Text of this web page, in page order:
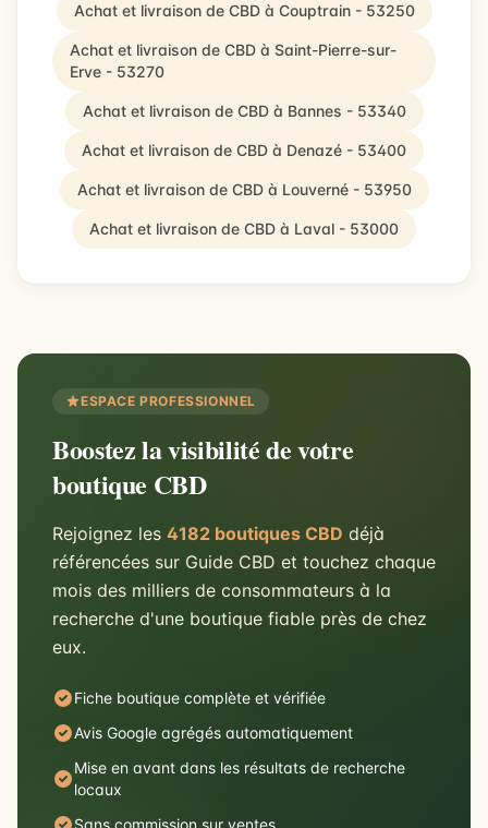
Achat et livraison de CBD à Couptrain - 53250
Achat et livraison de CBD à Saint-Pierre-sur-
Erve - 53270
Achat et livraison de CBD à Bannes - 53340
Achat et livraison de CBD à Denazé - 53400
Achat et livraison de CBD à Louverné - 53950
Achat et livraison de CBD à Laval - 53000
ESPACE PROFESSIONNEL
Boostez la visibilité de votre
boutique CBD
Rejoignez les 4182 boutiques CBD déjà
référencées sur Guide CBD et touchez chaque
mois des milliers de consommateurs à la
recherche d'une boutique fiable près de chez
eux.
Fiche boutique complète et vérifiée
Avis Google agrégés automatiquement
Mise en avant dans les résultats de recherche
locaux
Sans commission sur ventes